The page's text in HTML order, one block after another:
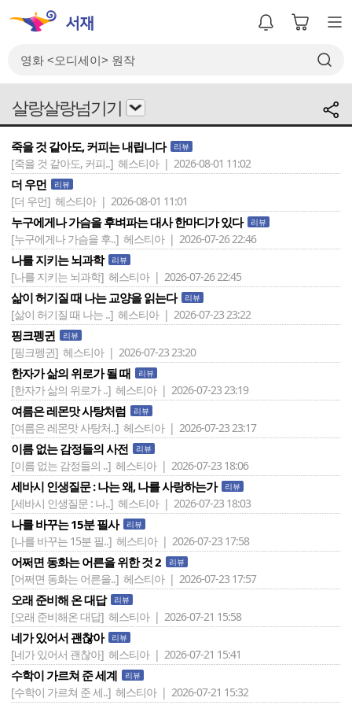
살랑살랑넘기기
죽을 것 같아도, 커피는 내립니다 리뷰
[죽을 것 같아도, 커피..] 헤스티아 | 2026-08-01 11:02
더 우먼 리뷰
[더 우먼] 헤스티아 | 2026-08-01 11:01
누구에게나 가슴을 후벼파는 대사 한마디가 있다 리뷰
[누구에게나 가슴을 후..] 헤스티아 | 2026-07-26 22:46
나를 지키는 뇌과학 리뷰
[나를 지키는 뇌과학] 헤스티아 | 2026-07-26 22:45
삶이 허기질 때 나는 교양을 읽는다 리뷰
[삶이 허기질 때 나는 ..] 헤스티아 | 2026-07-23 23:22
핑크펭귄 리뷰
[핑크펭귄] 헤스티아 | 2026-07-23 23:20
한자가 삶의 위로가 될 때 리뷰
[한자가 삶의 위로가 ..] 헤스티아 | 2026-07-23 23:19
여름은 레몬맛 사탕처럼 리뷰
[여름은 레몬맛 사탕처..] 헤스티아 | 2026-07-23 23:17
이름 없는 감정들의 사전 리뷰
[이름 없는 감정들의 ..] 헤스티아 | 2026-07-23 18:06
세바시 인생질문 : 나는 왜, 나를 사랑하는가 리뷰
[세바시 인생질문 : 나..] 헤스티아 | 2026-07-23 18:03
나를 바꾸는 15분 필사 리뷰
[나를 바꾸는 15분 필..] 헤스티아 | 2026-07-23 17:58
어쩌면 동화는 어른을 위한 것 2 리뷰
[어쩌면 동화는 어른을..] 헤스티아 | 2026-07-23 17:57
오래 준비해 온 대답 리뷰
[오래 준비해온 대답] 헤스티아 | 2026-07-21 15:58
네가 있어서 괜찮아 리뷰
[네가 있어서 괜찮아] 헤스티아 | 2026-07-21 15:41
수학이 가르쳐 준 세계 리뷰
[수학이 가르쳐 준 세..] 헤스티아 | 2026-07-21 15:32